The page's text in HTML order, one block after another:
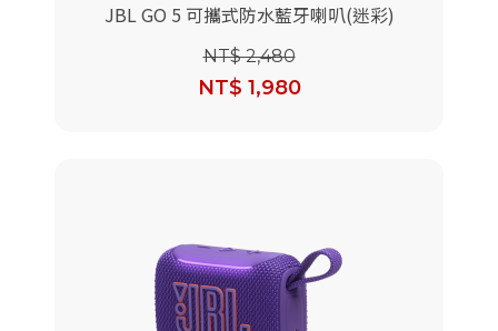
JBL GO 5 可攜式防水藍牙喇叭(迷彩)
NT$ 2,480
NT$ 1,980